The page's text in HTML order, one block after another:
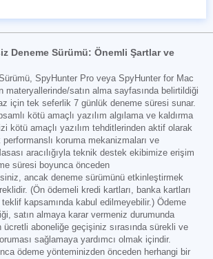
Deneme Sürümü: Önemli Şartlar ve
SpyHunter Pro veya SpyHunter for Mac
materyallerinde/satın alma sayfasında belirtildiği
için tek seferlik 7 günlük deneme süresi sunar.
kötü amaçlı yazılım algılama ve kaldırma
kötü amaçlı yazılım tehditlerinden aktif olarak
koruma mekanizmaları ve
aracılığıyla teknik destek ekibimize erişim
süresi boyunca önceden
ancak deneme sürümünü etkinleştirmek
(Ön ödemeli kredi kartları, banka kartları
kapsamında kabul edilmeyebilir.) Ödeme
satın almaya karar vermeniz durumunda
ücretli aboneliğe geçişiniz sırasında sürekli ve
sağlamaya yardımcı olmak içindir.
ödeme yönteminizden önceden herhangi bir